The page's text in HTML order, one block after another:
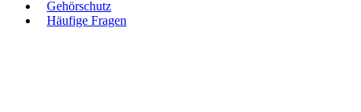
Gehörschutz
Häufige Fragen